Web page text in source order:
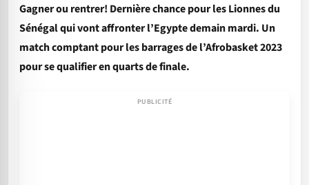
Gagner ou rentrer! Dernière chance pour les Lionnes du
Sénégal qui vont affronter l’Egypte demain mardi. Un
match comptant pour les barrages de l’Afrobasket 2023
pour se qualifier en quarts de finale.